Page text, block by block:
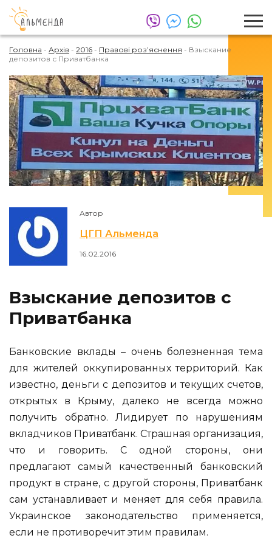
Головна - Архів - 2016 - Правові розʼяснення - Взыскание
депозитов с Приватбанка
Автор
ЦГП Альменда
16.02.2016
Взыскание депозитов с
Приватбанка
Банковские вклады – очень болезненная тема
для жителей оккупированных территорий. Как
известно, деньги с депозитов и текущих счетов,
открытых в Крыму, далеко не всегда можно
получить обратно. Лидирует по нарушениям
вкладчиков Приватбанк. Страшная организация,
что и говорить. С одной стороны, они
предлагают самый качественный банковский
продукт в стране, с другой стороны, Приватбанк
сам устанавливает и меняет для себя правила.
Украинское законодательство применяется,
если не противоречит этим правилам.